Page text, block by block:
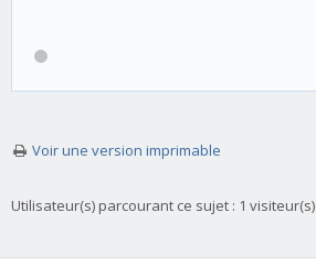
Voir une version imprimable
Utilisateur(s) parcourant ce sujet : 1 visiteur(s)